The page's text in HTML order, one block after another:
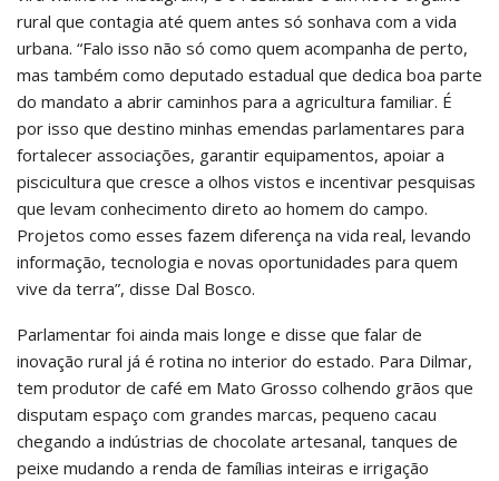
rural que contagia até quem antes só sonhava com a vida
urbana. “Falo isso não só como quem acompanha de perto,
mas também como deputado estadual que dedica boa parte
do mandato a abrir caminhos para a agricultura familiar. É
por isso que destino minhas emendas parlamentares para
fortalecer associações, garantir equipamentos, apoiar a
piscicultura que cresce a olhos vistos e incentivar pesquisas
que levam conhecimento direto ao homem do campo.
Projetos como esses fazem diferença na vida real, levando
informação, tecnologia e novas oportunidades para quem
vive da terra”, disse Dal Bosco.
Parlamentar foi ainda mais longe e disse que falar de
inovação rural já é rotina no interior do estado. Para Dilmar,
tem produtor de café em Mato Grosso colhendo grãos que
disputam espaço com grandes marcas, pequeno cacau
chegando a indústrias de chocolate artesanal, tanques de
peixe mudando a renda de famílias inteiras e irrigação